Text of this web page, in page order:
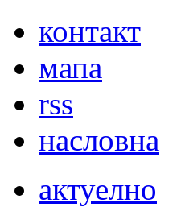
контакт
мапа
rss
насловна
актуелно